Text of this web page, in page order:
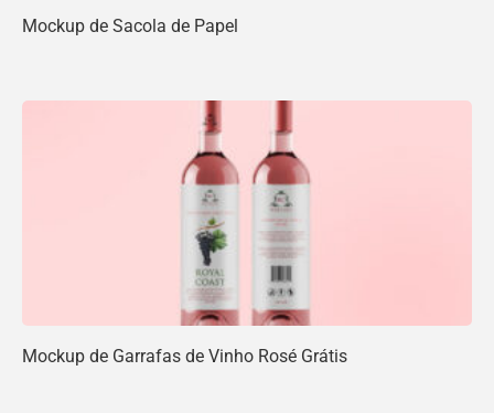
Mockup de Sacola de Papel
Mockup de Garrafas de Vinho Rosé Grátis